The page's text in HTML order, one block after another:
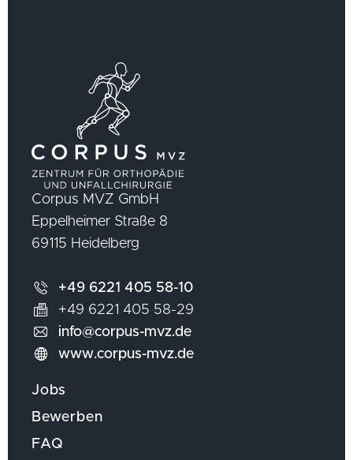
Corpus MVZ GmbH
Eppelheimer Straße 8
69115 Heidelberg
+49 6221 405 58-10
+49 6221 405 58-29
info@corpus-mvz.de
www.corpus-mvz.de
Jobs
Bewerben
FAQ